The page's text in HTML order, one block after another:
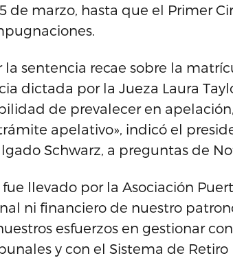
de marzo, hasta que el Primer
la sentencia recae sobre la
dictada por la Jueza Laura
de prevalecer en
apelativo», indicó el
Schwarz, a preguntas de
llevado por la Asociación
ni financiero de nuestro
esfuerzos en gestionar
y con el Sistema de